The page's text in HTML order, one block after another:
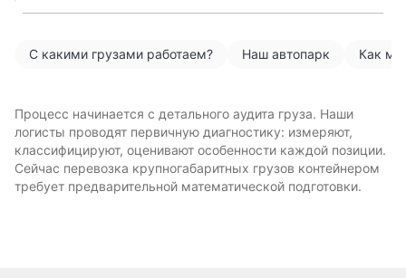
С какими грузами работаем? Наш автопарк Как мы
Процесс начинается с детального аудита груза. Наши
логисты проводят первичную диагностику: измеряют,
классифицируют, оценивают особенности каждой позиции.
Сейчас перевозка крупногабаритных грузов контейнером
требует предварительной математической подготовки.